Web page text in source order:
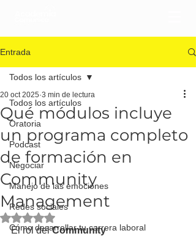
Entrada
Todos los artículos
Oratoria
Podcast
Negociar
Manejo de las emociones
Redes sociales
Cómo desarrollar tu carrera laboral
Todos los artículos
Qué módulos incluye
un programa completo
de formación en
Community
Management
20 oct 2025 3 min de lectura
Obtuvo NaN de 5 estrellas.
El rol del Community